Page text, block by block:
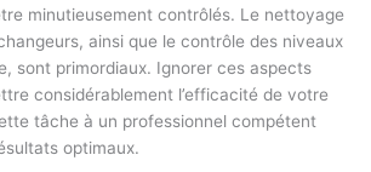
minutieusement contrôlés. Le nettoyage
ainsi que le contrôle des niveaux
sont primordiaux. Ignorer ces aspects
considérablement l’efficacité de votre
tâche à un professionnel compétent
optimaux.